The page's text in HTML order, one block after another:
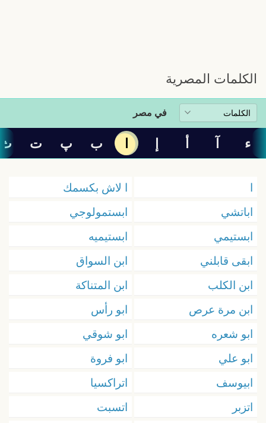
الكلمات المصرية
في مصر
ء آ أ إ ا ب پ ت
ا
ا لاش بكسمك
اباتشي
ابستمولوجي
ابستيمي
ابستيميه
ابقى قابلني
ابن السواق
ابن الكلب
ابن المتناكة
ابن مرة عرص
ابو رأس
ابو شعره
ابو شوقي
ابو علي
ابو فروة
ابيوسف
اتراكسيا
اتزبر
اتسبت